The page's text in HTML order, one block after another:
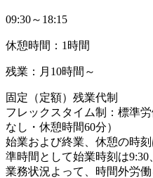
09:30～18:15
休憩時間：1時間
残業：月10時間～
固定（定額）残業代制
フレックスタイム制：標準
なし・休憩時間60分）
始業および終業、休憩の時
準時間として始業時刻は9:30
業務状況よって、時間外労